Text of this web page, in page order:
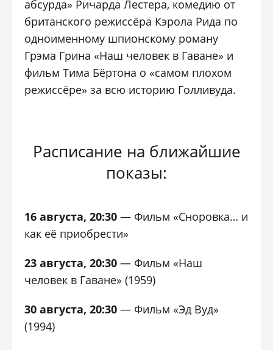
абсурда» Ричарда Лестера, комедию от
британского режиссёра Кэрола Рида по
одноименному шпионскому роману
Грэма Грина «Наш человек в Гаване» и
фильм Тима Бёртона о «самом плохом
режиссёре» за всю историю Голливуда.
Расписание на ближайшие
показы:
16 августа, 20:30 — Фильм «Сноровка… и
как её приобрести»
23 августа, 20:30 — Фильм «Наш
человек в Гаване» (1959)
30 августа, 20:30 — Фильм «Эд Вуд»
(1994)